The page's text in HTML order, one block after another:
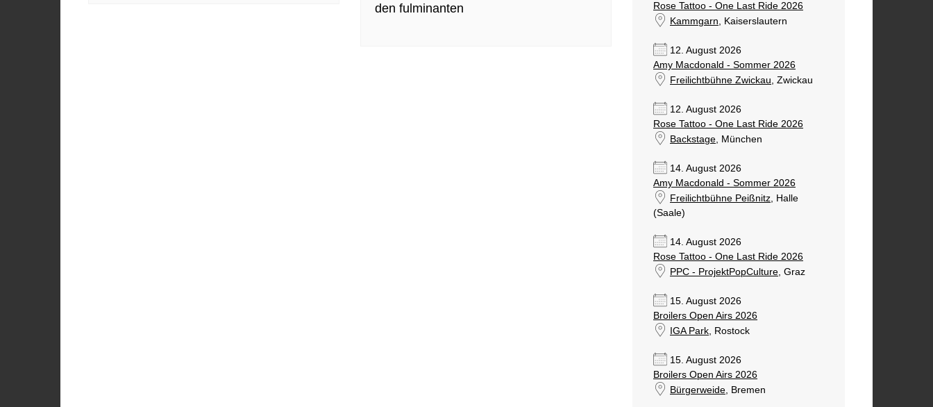
den fulminanten
Rose Tattoo - One Last Ride 2026
Kammgarn, Kaiserslautern
12. August 2026
Amy Macdonald - Sommer 2026
Freilichtbühne Zwickau, Zwickau
12. August 2026
Rose Tattoo - One Last Ride 2026
Backstage, München
14. August 2026
Amy Macdonald - Sommer 2026
Freilichtbühne Peißnitz, Halle
(Saale)
14. August 2026
Rose Tattoo - One Last Ride 2026
PPC - ProjektPopCulture, Graz
15. August 2026
Broilers Open Airs 2026
IGA Park, Rostock
15. August 2026
Broilers Open Airs 2026
Bürgerweide, Bremen